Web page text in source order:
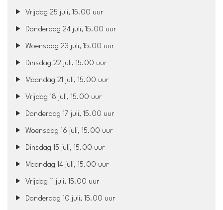
Vrijdag 25 juli, 15.00 uur
Donderdag 24 juli, 15.00 uur
Woensdag 23 juli, 15.00 uur
Dinsdag 22 juli, 15.00 uur
Maandag 21 juli, 15.00 uur
Vrijdag 18 juli, 15.00 uur
Donderdag 17 juli, 15.00 uur
Woensdag 16 juli, 15.00 uur
Dinsdag 15 juli, 15.00 uur
Maandag 14 juli, 15.00 uur
Vrijdag 11 juli, 15.00 uur
Donderdag 10 juli, 15.00 uur